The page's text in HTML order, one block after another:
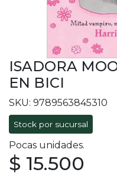
ISADORA
EN BICI
SKU: 9789563845310
Stock por sucursal
Pocas unidades.
$ 15.500